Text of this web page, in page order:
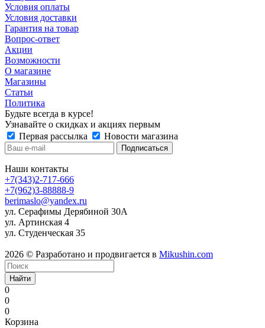
Условия оплаты
Условия доставки
Гарантия на товар
Вопрос-ответ
Акции
Возможности
О магазине
Магазины
Статьи
Политика
Будьте всегда в курсе!
Узнавайте о скидках и акциях первым
Первая рассылка
Новости магазина
Наши контакты
+7(343)2-717-666
+7(962)3-88888-9
berimaslo@yandex.ru
ул. Серафимы Дерябиной 30А
ул. Артинская 4
ул. Студенческая 35
2026 © Разработано и продвигается в Mikushin.com
Найти
0
0
0
Корзина